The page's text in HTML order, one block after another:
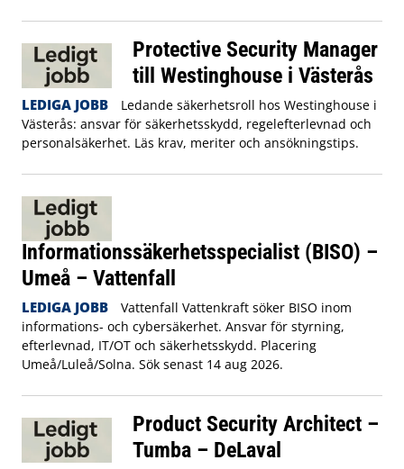
Protective Security Manager
till Westinghouse i Västerås
LEDIGA JOBB
Ledande säkerhetsroll hos Westinghouse i
Västerås: ansvar för säkerhetsskydd, regelefterlevnad och
personalsäkerhet. Läs krav, meriter och ansökningstips.
Informationssäkerhetsspecialist (BISO) –
Umeå – Vattenfall
LEDIGA JOBB
Vattenfall Vattenkraft söker BISO inom
informations- och cybersäkerhet. Ansvar för styrning,
efterlevnad, IT/OT och säkerhetsskydd. Placering
Umeå/Luleå/Solna. Sök senast 14 aug 2026.
Product Security Architect –
Tumba – DeLaval